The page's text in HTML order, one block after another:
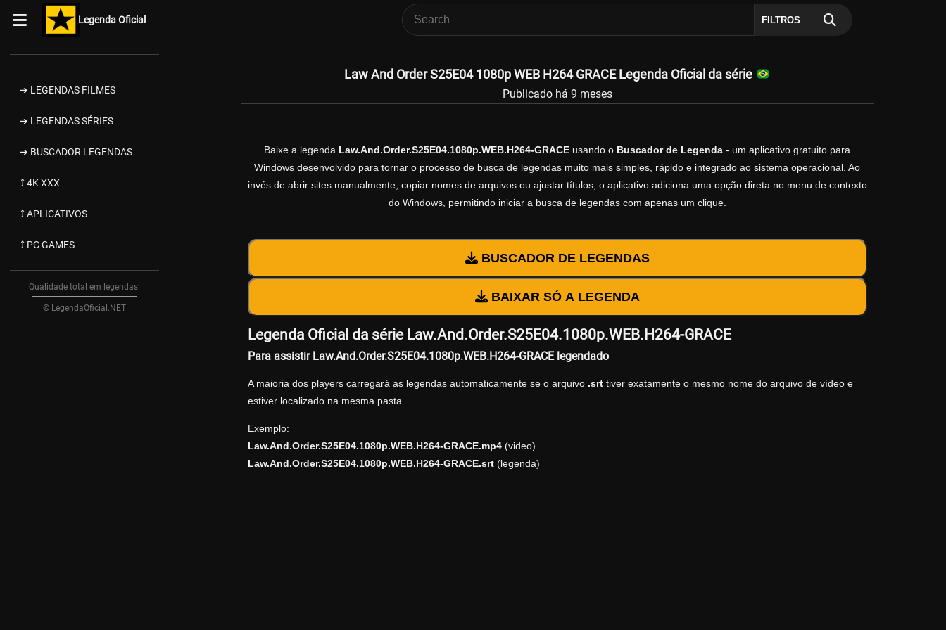
Legenda Oficial FILTROS
➔ LEGENDAS FILMES
➔ LEGENDAS SÉRIES
➔ BUSCADOR LEGENDAS
⤴ 4K XXX
⤴ APLICATIVOS
⤴ PC GAMES
Qualidade total em legendas!
© LegendaOficial.NET
Law And Order S25E04 1080p WEB H264 GRACE Legenda Oficial da série
Publicado há 9 meses
Baixe a legenda Law.And.Order.S25E04.1080p.WEB.H264-GRACE usando o Buscador de Legenda - um aplicativo gratuito para
Windows desenvolvido para tornar o processo de busca de legendas muito mais simples, rápido e integrado ao sistema operacional. Ao
invés de abrir sites manualmente, copiar nomes de arquivos ou ajustar títulos, o aplicativo adiciona uma opção direta no menu de contexto
do Windows, permitindo iniciar a busca de legendas com apenas um clique.
BUSCADOR DE LEGENDAS
BAIXAR SÓ A LEGENDA
Legenda Oficial da série Law.And.Order.S25E04.1080p.WEB.H264-GRACE
Para assistir Law.And.Order.S25E04.1080p.WEB.H264-GRACE legendado
A maioria dos players carregará as legendas automaticamente se o arquivo .srttiver exatamente o mesmo nome do arquivo de vídeo e
estiver localizado na mesma pasta.
Exemplo:
Law.And.Order.S25E04.1080p.WEB.H264-GRACE.mp4(video)
Law.And.Order.S25E04.1080p.WEB.H264-GRACE.srt(legenda)